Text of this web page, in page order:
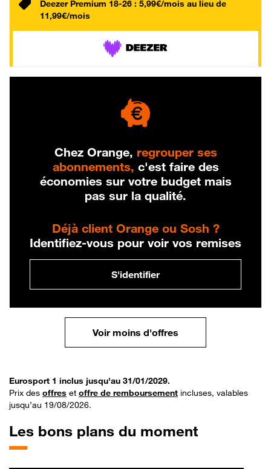
Deezer Premium 18-26 : 5,99€/mois au lieu de
11,99€/mois
Chez Orange, regrouper ses
abonnements, c'est faire des
économies sur votre budget mais
pas sur la qualité.
Déjà client Orange ou Sosh ?
Identifiez-vous pour voir vos remises
S'identifier
Voir moins d'offres
Eurosport 1 inclus jusqu'au 31/01/2029.
Prix des offres et offre de remboursement incluses, valables
jusqu’au 19/08/2026.
Les bons plans du moment